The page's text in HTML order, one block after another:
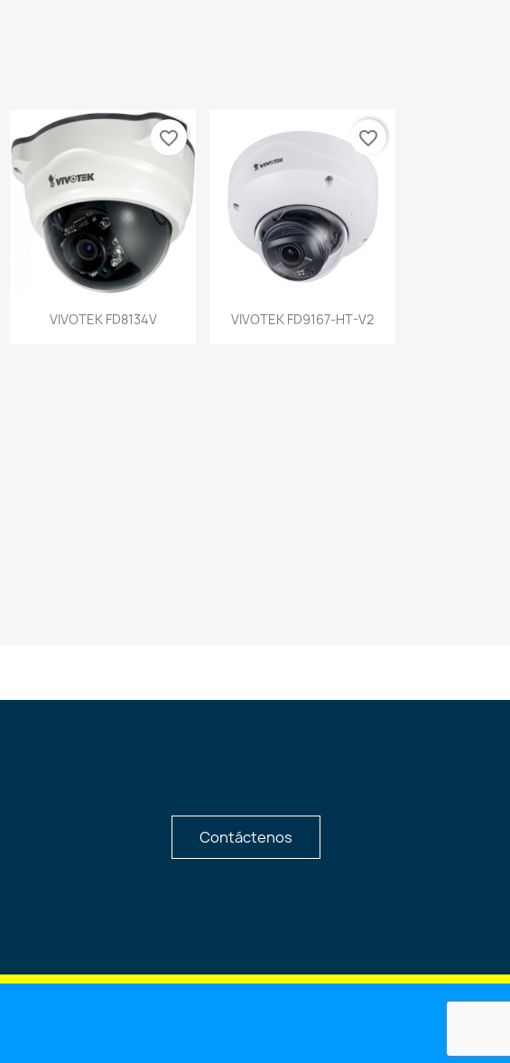
Vista rápida
VIVOTEK FD8134V
favorite_border
Vista rápida
VIVOTEK FD9167-HT-V2
favorite_border
Contáctenos